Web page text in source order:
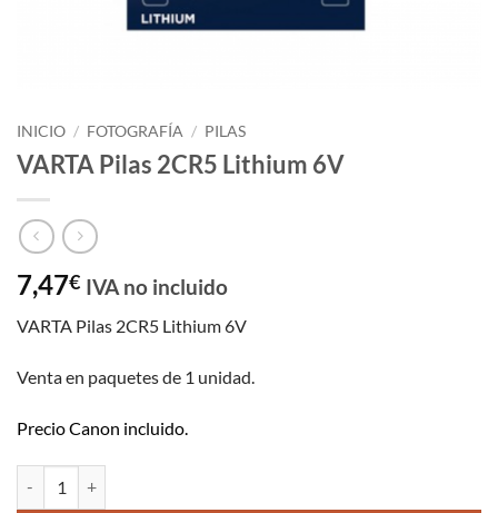
INICIO / FOTOGRAFÍA / PILAS
VARTA Pilas 2CR5 Lithium 6V
7,47€ IVA no incluido
VARTA Pilas 2CR5 Lithium 6V
Venta en paquetes de 1 unidad.
Precio Canon incluido.